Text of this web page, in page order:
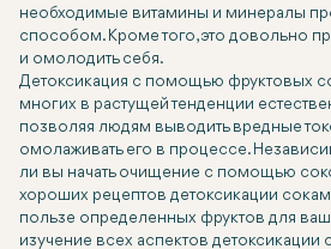
необходимые витамины и минералы
способом. Кроме того, это довольно
и омолодить себя.
Детоксикация с помощью фруктовых
многих в растущей тенденции
позволяя людям выводить вредные
омолаживать его в процессе.
ли вы начать очищение с помощью
хороших рецептов детоксикации
пользе определенных фруктов для
изучение всех аспектов